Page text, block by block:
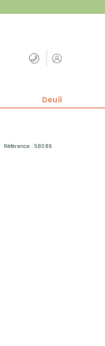
Deuil
Référence : 58086